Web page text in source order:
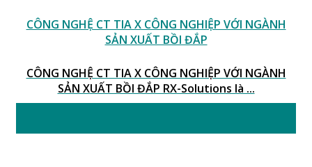
CÔNG NGHỆ CT TIA X CÔNG NGHIỆP VỚI NGÀNH
SẢN XUẤT BỒI ĐẮP
CÔNG NGHỆ CT TIA X CÔNG NGHIỆP VỚI NGÀNH
SẢN XUẤT BỒI ĐẮP RX-Solutions là ...